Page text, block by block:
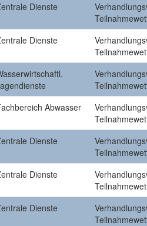
Dienste
Dienste
Abwasser
Dienste
Dienste
Dienste